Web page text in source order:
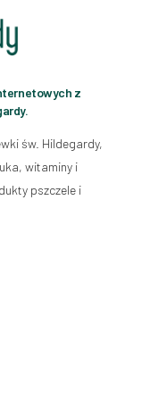
z
św. Hildegardy,
witaminy i
pszczele i